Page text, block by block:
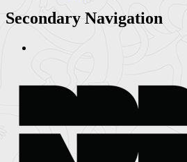
Secondary Navigation